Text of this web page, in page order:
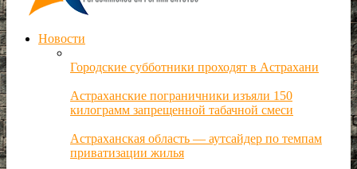
Новости
Городские субботники проходят в Астрахани
Астраханские пограничники изъяли 150
килограмм запрещенной табачной смеси
Астраханская область — аутсайдер по темпам
приватизации жилья